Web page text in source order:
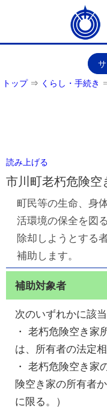
トップ⇒ くらし・手続き
読み上げる
市川町老朽危険空
町民等の生命、身
活環境の保全を図
除却しようとする
補助します。
補助対象者
次のいずれかに該
・ 老朽危険空き家
は、所有者の法定
・ 老朽危険空き家
険空き家の所有者
に限る。）